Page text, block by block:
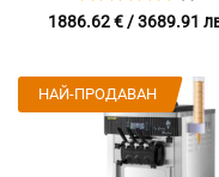
Контейнери 2×6 литра
Оценено с
1886.62€/ 3689.91
НАЙ-ПРОДАВАН